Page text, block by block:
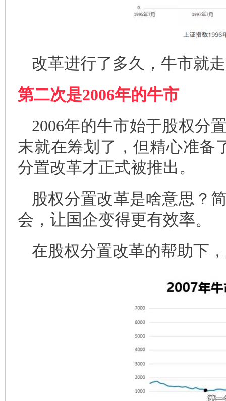
改革进行了多久，牛市就
第二次是2006年的牛市
2006年的牛市始于股权分
末就在筹划了，但精心准备
分置改革才正式被推出。
股权分置改革是啥意思？
会，让国企变得更有效率。
在股权分置改革的帮助下